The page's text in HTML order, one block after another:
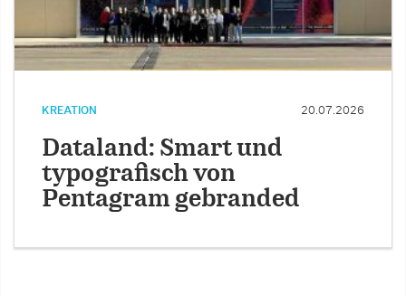
KREATION 20.07.2026
Dataland: Smart und
typografisch von
Pentagram gebranded